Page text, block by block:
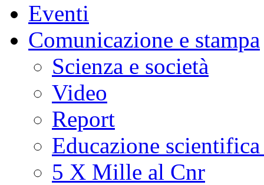
Eventi
Comunicazione e stampa
Scienza e società
Video
Report
Educazione
5 X Mille al Cnr